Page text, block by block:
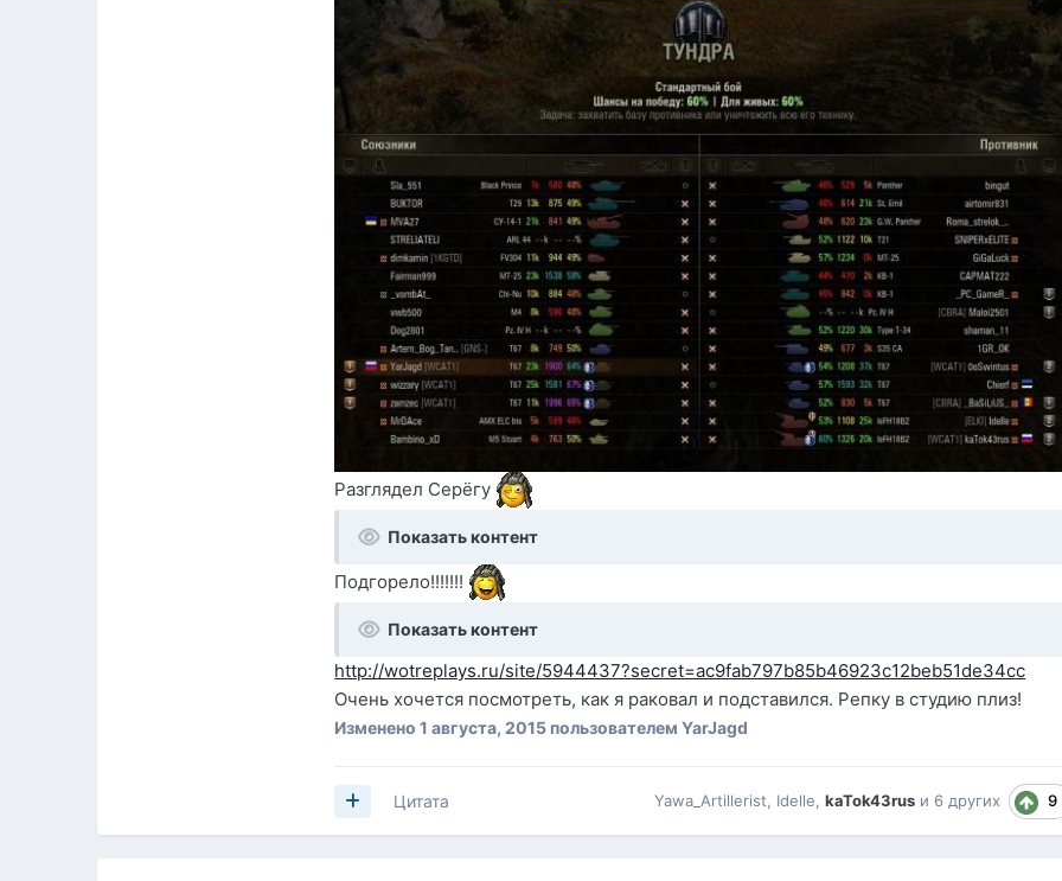
Разглядел Серёгу
Показать контент
Подгорело!!!!!!!
Показать контент
http://wotreplays.ru/site/5944437?secret=ac9fab797b85b46923c12beb51de34cc
Очень хочется посмотреть, как я раковал и подставился. Репку в студию плиз!
Изменено1 августа, 2015 пользователем YarJagd
Yawa_Artillerist, Idelle,kaTok43rus и 6 других 9
Цитата